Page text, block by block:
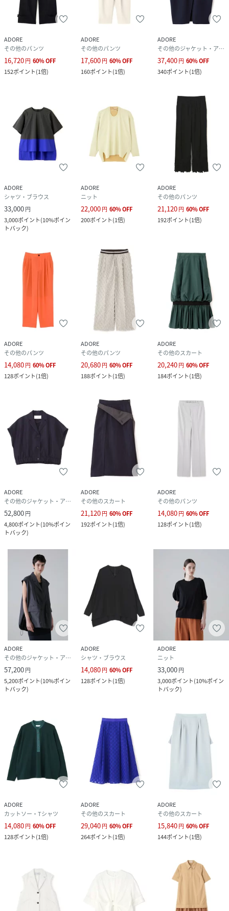
ADORE
その他のパンツ
16,720円 60%OFF
152ポイント(1倍)
ADORE
その他のパンツ
17,600円 60%OFF
160ポイント(1倍)
ADORE
その他のジャケット・アウター
37,400円 60%OFF
340ポイント(1倍)
ADORE
シャツ・ブラウス
33,000円
3,000ポイント(10%ポイン
トバック)
ADORE
ニット
22,000円 60%OFF
200ポイント(1倍)
ADORE
その他のパンツ
21,120円 60%OFF
192ポイント(1倍)
ADORE
その他のパンツ
14,080円 60%OFF
128ポイント(1倍)
ADORE
その他のパンツ
20,680円 60%OFF
188ポイント(1倍)
ADORE
その他のスカート
20,240円 60%OFF
184ポイント(1倍)
ADORE
その他のジャケット・アウター
52,800円
4,800ポイント(10%ポイン
トバック)
ADORE
その他のスカート
21,120円 60%OFF
192ポイント(1倍)
ADORE
その他のパンツ
14,080円 60%OFF
128ポイント(1倍)
ADORE
その他のジャケット・アウター
57,200円
5,200ポイント(10%ポイン
トバック)
ADORE
シャツ・ブラウス
14,080円 60%OFF
128ポイント(1倍)
ADORE
ニット
33,000円
3,000ポイント(10%ポイン
トバック)
ADORE
カットソー・Tシャツ
14,080円 60%OFF
128ポイント(1倍)
ADORE
その他のスカート
29,040円 60%OFF
264ポイント(1倍)
ADORE
その他のスカート
15,840円 60%OFF
144ポイント(1倍)